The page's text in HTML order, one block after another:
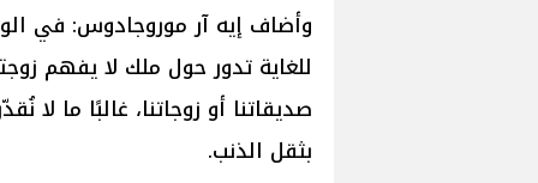
للغاية تدور حول ملك لا يفهم
صديقاتنا أو زوجاتنا، غالبًا ما لا
بثقل الذنب.